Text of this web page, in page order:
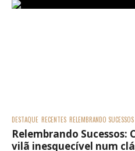
DESTAQUE RECENTES RELEMBRANDO SUCESSOS
Relembrando Sucessos:
vilã inesquecível num